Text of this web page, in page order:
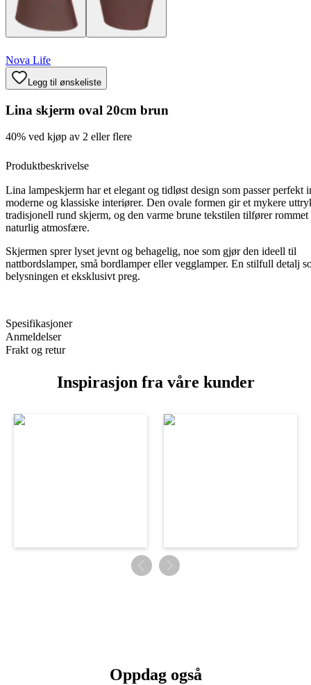
Nova Life
Legg til ønskeliste
Lina skjerm oval 20cm brun
40% ved kjøp av 2 eller flere
Produktbeskrivelse
Lina lampeskjerm har et elegant og tidløst design som passer perfekt
moderne og klassiske interiører. Den ovale formen gir et mykere
tradisjonell rund skjerm, og den varme brune tekstilen tilfører
naturlig atmosfære.
Skjermen sprer lyset jevnt og behagelig, noe som gjør den ideell til
nattbordslamper, små bordlamper eller vegglamper. En stilfull detalj
belysningen et eksklusivt preg.
Spesifikasjoner
Anmeldelser
Frakt og retur
Inspirasjon fra våre kunder
Oppdag også